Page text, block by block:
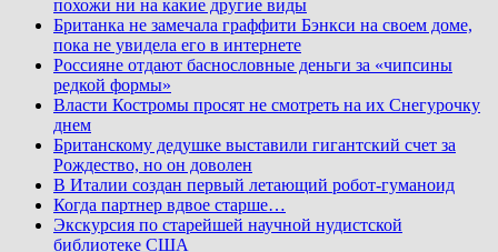
похожи ни на какие другие виды
Британка не замечала граффити Бэнкси на своем доме,
пока не увидела его в интернете
Россияне отдают баснословные деньги за «чипсины
редкой формы»
Власти Костромы просят не смотреть на их Снегурочку
днем
Британскому дедушке выставили гигантский счет за
Рождество, но он доволен
В Италии создан первый летающий робот-гуманоид
Когда партнер вдвое старше…
Экскурсия по старейшей научной нудистской
библиотеке США